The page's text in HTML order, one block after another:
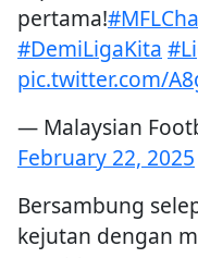
pertama!
#DemiLigaKita
pic.twitter.com/
— Malaysian
February 22, 2025
Bersambung
kejutan dengan